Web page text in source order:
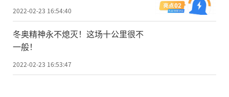
2022-02-23 16:54:40
冬奥精神永不熄灭！这场十公里很不
一般！
2022-02-23 16:53:47